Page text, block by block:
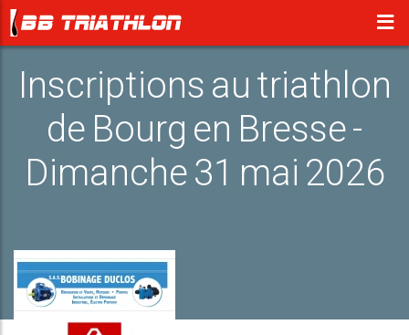
Inscriptions au triathlon
de Bourg en Bresse -
Dimanche 31 mai 2026